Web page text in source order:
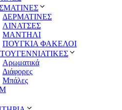
ΔΕΡΜΑΤΙΝΕΣ
ΛΙΝΑΤΣΕΣ
ΜΑΝΤΗΛΙ
ΠΟΥΓΚΙΑ ΦΑΚΕΛΟΙ
Αρωματικά
Διάφορες
Μπάλες